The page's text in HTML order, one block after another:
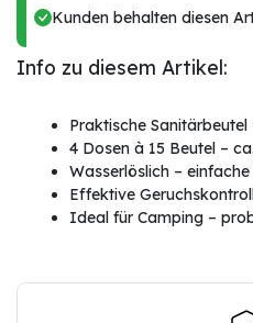
Kunden behalten diesen
Info zu diesem Artikel:
Praktische
4 Dosen à 15 Beutel –
Wasserlöslich –
Effektive
Ideal für Camping –